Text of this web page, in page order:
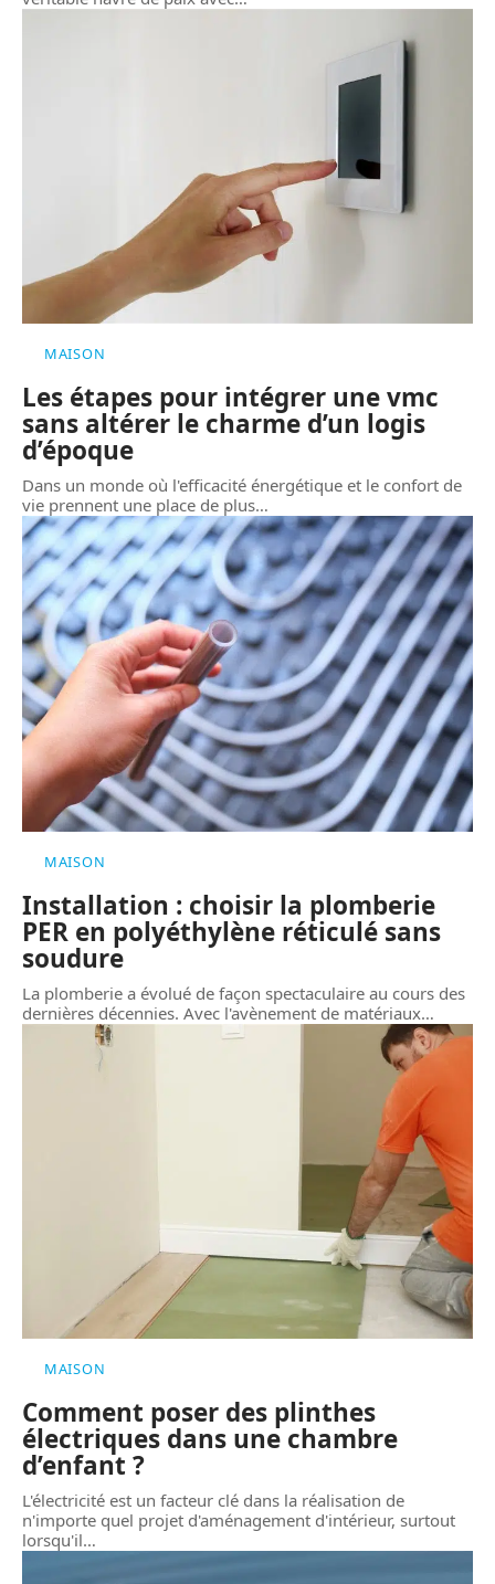
MAISON
Les étapes pour intégrer une vmc
sans altérer le charme d’un logis
d’époque
Dans un monde où l'efficacité énergétique et le confort de
vie prennent une place de plus…
MAISON
Installation : choisir la plomberie
PER en polyéthylène réticulé sans
soudure
La plomberie a évolué de façon spectaculaire au cours des
dernières décennies. Avec l'avènement de matériaux…
MAISON
Comment poser des plinthes
électriques dans une chambre
d’enfant ?
L'électricité est un facteur clé dans la réalisation de
n'importe quel projet d'aménagement d'intérieur, surtout
lorsqu'il…